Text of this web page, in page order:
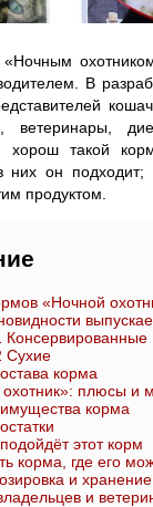
В
ветеринары,
хорош такой
них он подходит;
продуктом.
«Ночной
Консервированные
Сухие
корма
плюсы и
корма
этот корм
корма, где его
и
и